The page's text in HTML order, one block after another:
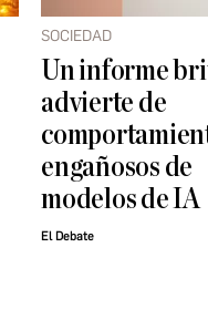
SOCIEDAD
Un informe
advierte de
engañosos de
modelos de IA
El Debate